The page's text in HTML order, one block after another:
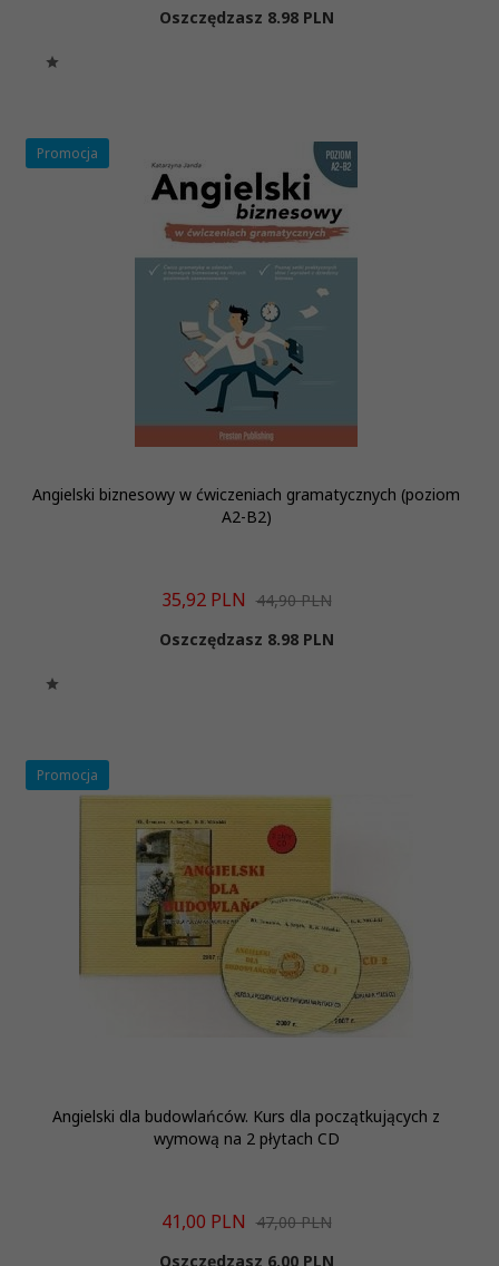
Oszczędzasz 8.98 PLN
Promocja
Angielski biznesowy w ćwiczeniach gramatycznych (poziom
A2-B2)
35,92 PLN 44,90 PLN
Oszczędzasz 8.98 PLN
Promocja
Angielski dla budowlańców. Kurs dla początkujących z
wymową na 2 płytach CD
41,00 PLN 47,00 PLN
Oszczędzasz 6.00 PLN